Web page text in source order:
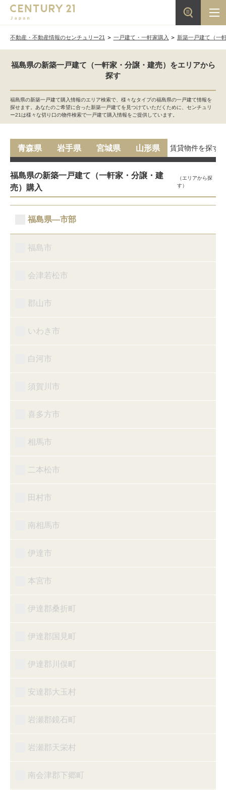
不動産・不動産情報のセンチュリー21 一戸建て・一軒家購入 新築一戸建て（一
福島県の新築一戸建て（一軒家・分譲・建売）をエリアから
探す
福島県の新築一戸建て購入情報のエリア検索で、様々なタイプの福島県の一戸建て情報を
探せます。あなたのご希望に合った新築一戸建てを見つけていただくために、センチュリ
ー21は様々な切り口の物件検索で一戸建て購入情報をご提供しています。
青森県 岩手県 宮城県 山形県 賃貸物件を探す
福島県の新築一戸建て（一軒家・分譲・建
売）購入
（エリアから探
す）
福島県―市部
福島市
会津若松市
郡山市
いわき市
白河市
須賀川市
喜多方市
相馬市
二本松市
田村市
南相馬市
伊達市
本宮市
伊達郡桑折町
伊達郡国見町
伊達郡川俣町
安達郡大玉村
岩瀬郡鏡石町
岩瀬郡天栄村
南会津郡下郷町